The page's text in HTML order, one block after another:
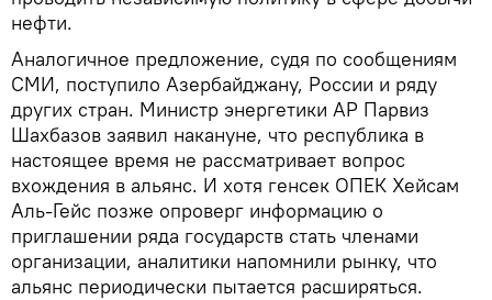
нефти.
Аналогичное предложение, судя по сообщениям
СМИ, поступило Азербайджану, России и ряду
других стран. Министр энергетики АР Парвиз
Шахбазов заявил накануне, что республика в
настоящее время не рассматривает вопрос
вхождения в альянс. И хотя генсек ОПЕК Хейсам
Аль-Гейс позже опроверг информацию о
приглашении ряда государств стать членами
организации, аналитики напомнили рынку, что
альянс периодически пытается расширяться.